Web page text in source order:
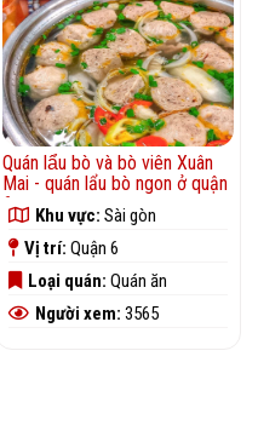
Quán lẩu bò và bò viên Xuân
Mai - quán lẩu bò ngon ở quận
6
Khu vực: Sài gòn
Vị trí: Quận 6
Loại quán: Quán ăn
Người xem: 3565